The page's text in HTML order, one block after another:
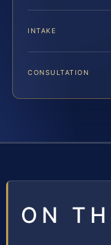
INTAKE
CONSULTATION
ON